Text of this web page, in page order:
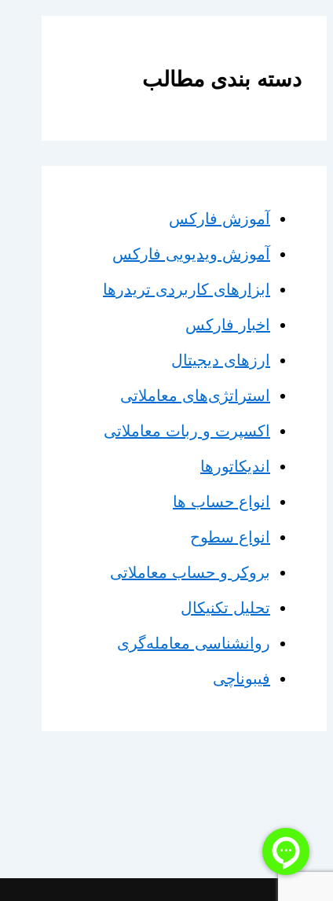
دسته بندی مطالب
آموزش فارکس
آموزش ویدیویی فارکس
ابزارهای کاربردی تریدرها
اخبار فارکس
ارزهای دیجیتال
استراتژی‌های معاملاتی
اکسپرت و ربات معاملاتی
اندیکاتورها
انواع حساب ها
انواع سطوح
بروکر و حساب معاملاتی
تحلیل تکنیکال
روانشناسی معامله‌گری
فیبوناچی